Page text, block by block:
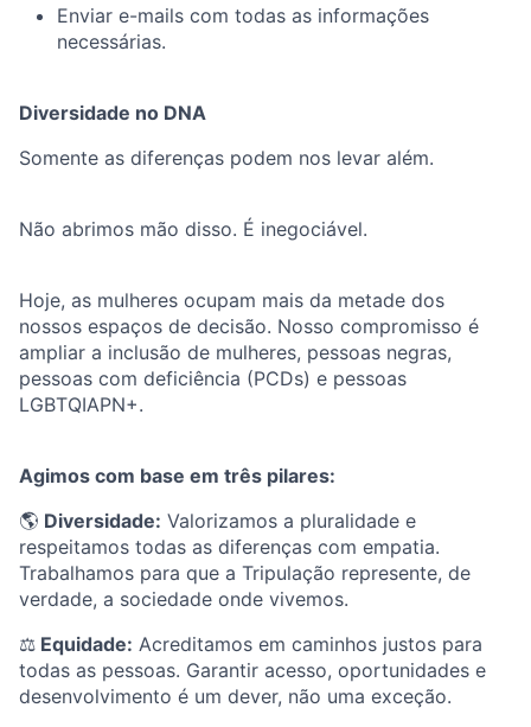
Enviar e-mails com todas as informações
necessárias.
Diversidade no DNA
Somente as diferenças podem nos levar além.
Não abrimos mão disso. É inegociável.
Hoje, as mulheres ocupam mais da metade dos
nossos espaços de decisão. Nosso compromisso é
ampliar a inclusão de mulheres, pessoas negras,
pessoas com deficiência (PCDs) e pessoas
LGBTQIAPN+.
Agimos com base em três pilares:
🌎 Diversidade: Valorizamos a pluralidade e
respeitamos todas as diferenças com empatia.
Trabalhamos para que a Tripulação represente, de
verdade, a sociedade onde vivemos.
⚖️ Equidade: Acreditamos em caminhos justos para
todas as pessoas. Garantir acesso, oportunidades e
desenvolvimento é um dever, não uma exceção.